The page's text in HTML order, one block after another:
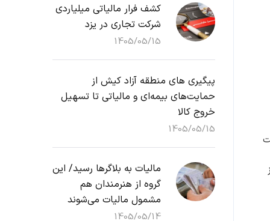
کشف فرار مالیاتی میلیاردی
شرکت تجاری در یزد
1405/05/15
پیگیری های منطقه آزاد کیش از
حمایت‌های بیمه‌ای و مالیاتی تا تسهیل
خروج کالا
1405/05/15
مالیات به بلاگرها رسید/ این
گروه از هنرمندان هم
مشمول مالیات می‌شوند
1405/05/14